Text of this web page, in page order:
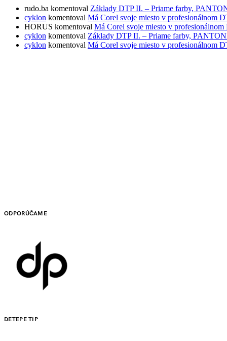
rudo.ba komentoval Základy DTP II. – Priame farby,
cyklon komentoval Má Corel svoje miesto v profesionálnom
HORUS komentoval Má Corel svoje miesto v profesionálnom
cyklon komentoval Základy DTP II. – Priame farby,
cyklon komentoval Má Corel svoje miesto v profesionálnom
ODPORÚČAME
DETEPE TIP